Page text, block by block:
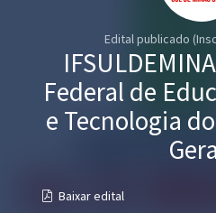
Graduação
Edital publicado
Federal de
e Tecnologia
Baixar edital